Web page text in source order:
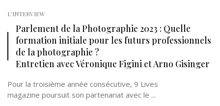
L'INTERVIEW
Parlement de la Photographie 2023 : Quelle
formation initiale pour les futurs professionnels
de la photographie ?
Entretien avec Véronique Figini et Arno Gisinger
Pour la troisième année consécutive, 9 Lives
magazine poursuit son partenariat avec le ...